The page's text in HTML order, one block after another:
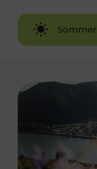
Sommer
Winter